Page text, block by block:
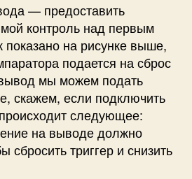
— предоставить
контроль над первым
показано на рисунке выше,
подается на сброс
мы можем подать
скажем, если подключить
следующее:
на выводе должно
сбросить триггер и снизить